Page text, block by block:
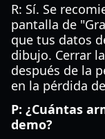
R: Sí. Se
pantalla de
que tus datos
dibujo. Cerrar
después de la
en la pérdida
P: ¿Cuántas
demo?